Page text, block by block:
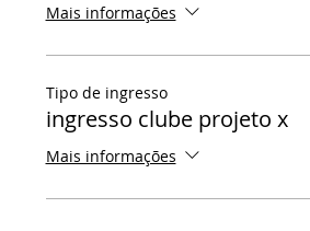
Mais informações
Tipo de ingresso
ingresso clube projeto x
Mais informações